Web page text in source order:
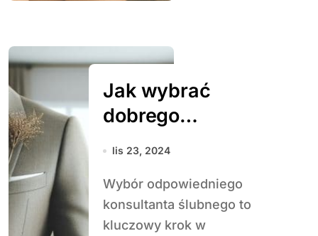
Jak wybrać
dobrego
konsultanta
lis 23, 2024
Wybór odpowiedniego
konsultanta ślubnego to
kluczowy krok w